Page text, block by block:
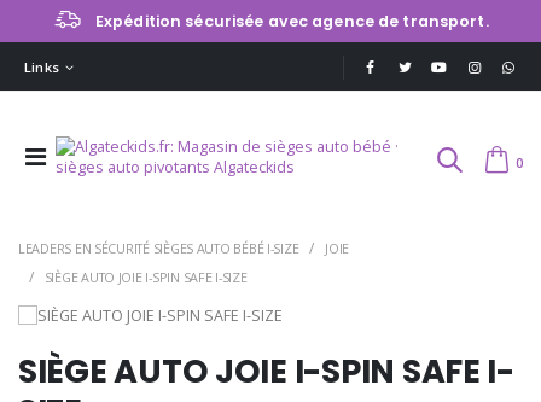
Expédition sécurisée avec agence de transport.
Links
0
LEADERS EN SÉCURITÉ SIÈGES AUTO BÉBÉ I-SIZE
JOIE
SIÈGE AUTO JOIE I-SPIN SAFE I-SIZE
SIÈGE AUTO JOIE I-SPIN SAFE I-